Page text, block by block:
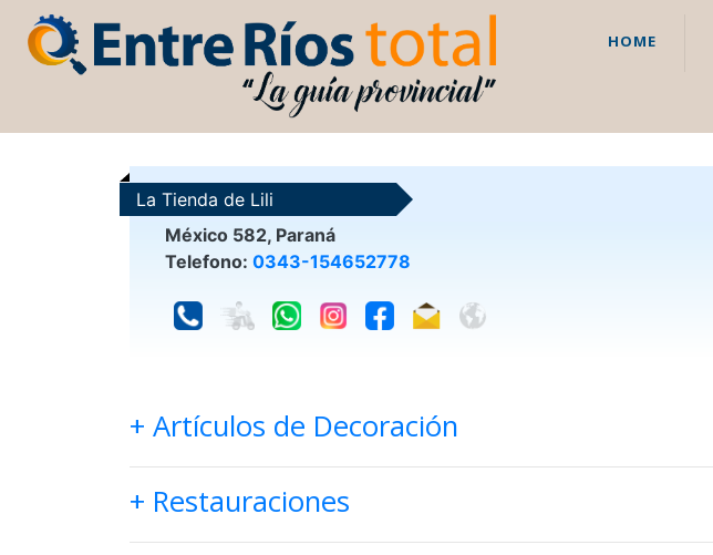
HOME
La Tienda de Lili
México 582, Paraná
Telefono: 0343-154652778
+ Artículos de Decoración
+ Restauraciones